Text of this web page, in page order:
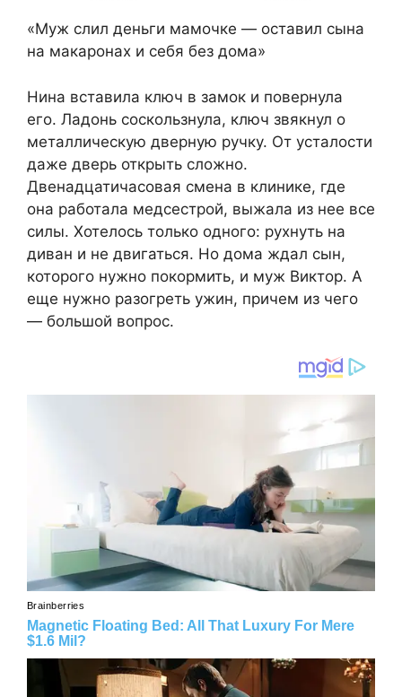
«Муж слил деньги мамочке — оставил сына
на макаронах и себя без дома»
Нина вставила ключ в замок и повернула
его. Ладонь соскользнула, ключ звякнул о
металлическую дверную ручку. От усталости
даже дверь открыть сложно.
Двенадцатичасовая смена в клинике, где
она работала медсестрой, выжала из нее все
силы. Хотелось только одного: рухнуть на
диван и не двигаться. Но дома ждал сын,
которого нужно покормить, и муж Виктор. А
еще нужно разогреть ужин, причем из чего
— большой вопрос.